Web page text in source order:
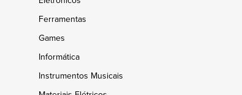
Ferramentas
Games
Informática
Instrumentos Musicais